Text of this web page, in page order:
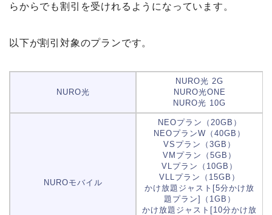
らからでも割引を受けれるようになっています。
以下が割引対象のプランです。
NURO光
NURO光 2G
NURO光ONE
NURO光 10G
NUROモバイル
NEOプラン（20GB）
NEOプランW（40GB）
VSプラン（3GB）
VMプラン（5GB）
VLプラン（10GB）
VLLプラン（15GB）
かけ放題ジャスト[5分かけ放
題プラン]（1GB）
かけ放題ジャスト[10分かけ放